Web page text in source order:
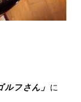
ルフさん」 に